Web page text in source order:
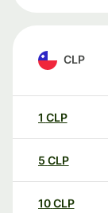
CLP
1 CLP
5 CLP
10CLP